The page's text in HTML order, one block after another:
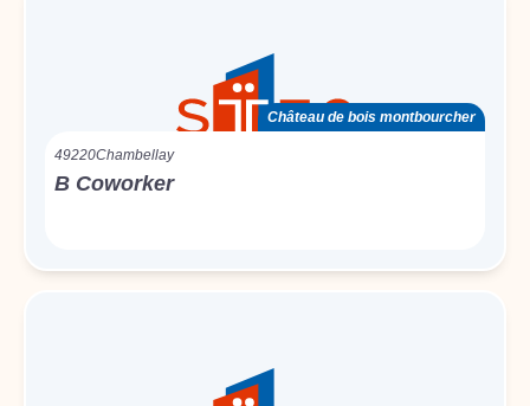
Château de bois montbourcher
49220Chambellay
B Coworker